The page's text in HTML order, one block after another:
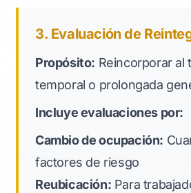
3. Evaluación de
Propósito: Reincorporar al
temporal o prolongada
Incluye evaluaciones por:
Cambio de ocupación:
factores de riesgo
Reubicación: Para